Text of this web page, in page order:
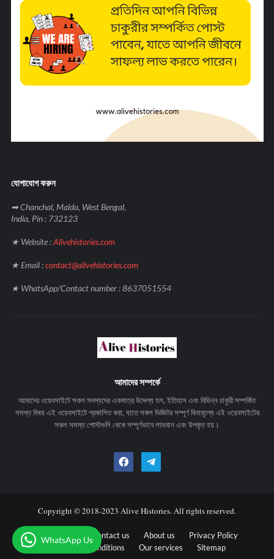
যোগাযোগ করুন
➡ Chanchal, Malda, West Bengal,
India, Pin : 732123
★ Website :Alivehistories.com
★ Email :contact@alivehistories.com
★ WhatsApp/Contact number : 8637051554
আমাদের সম্পর্কে
আমাদের ওয়েবসাইটে সকল সদস্যদের একমাত্র উদ্দেশ্য হল, ইতিহাস এবং বিভিন্ন চাকুরী সম্পর্কিত
সমস্ত বিষয় এই ওয়েবসাইটে প্রকাশিত করা, যাতে সকল ভিজিটর সম্পূর্ণ বিনামূল্যে এই ওয়েবসাইটের
সকল সমস্ত পোস্টগুলি থেকে সম্পূর্ণভাবে লাভবান এবং উপকৃত হয়।
Copyright © 2018-2023 Alive Histories. All rights reserved.
Disclaimers Contact us About us
Privacy Policy
Terms and Conditions
Our services Sitemap
WhatsApp Us